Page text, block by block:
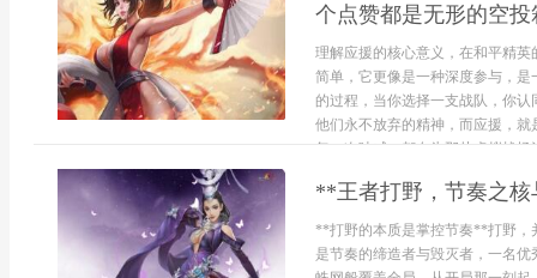
个点赞都是无形的空投
理解应援的核心意义，在和平精
简单，它更像是一种深度参与，
的过程，当你选择一支战队，你
他们永不放弃的精神，而应援，
每一次呐喊，都在为那片虚拟战
**王者打野，节奏之
**打野的本质是掌控节奏**打野，
是节奏的缔造者与毁灭者，一名